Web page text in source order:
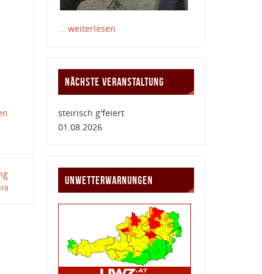
... weiterlesen
NÄCHSTE VERANSTALTUNG
steirisch g'feiert
01.08.2026
UNWETTERWARNUNGEN